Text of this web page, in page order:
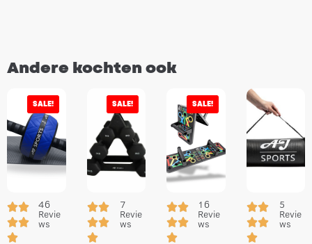
Andere kochten ook
SALE!
46
Revie
ws
SALE!
7
Revie
ws
SALE!
16
Revie
ws
5
Revie
ws